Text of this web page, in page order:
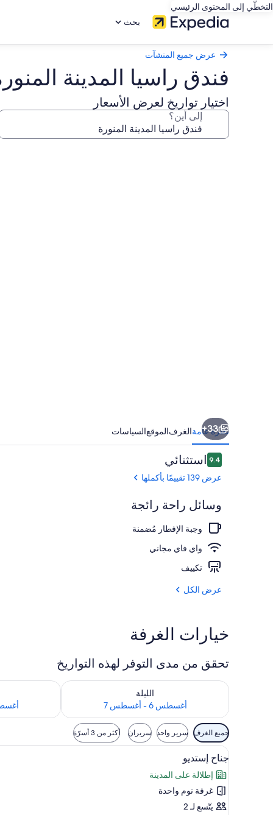
التخطّي إلى المحتوى الرئيسي
بحث
عرض جميع المنشآت
فندق راسيا المدينة
اختيار تواريخ لعرض الأسعار
إلى أين؟
33+
نظرة عامةالغرفالموقعالسياسات
التقييمات
9.49.4 من 10استثنائي
عرض 139 تقييمًا بأكملها
وسائل راحة رائجة
وجبة الإفطار مُضمنة
واي فاي مجاني
تكييف
عرض الكل
خيارات الغرفة
تحقق من مدى التوفر لهذه التواريخ
الليلة
أغسطس 6 - أغسطس 7
تحقق من مدى التوفر لليلة للفترة أغسطس 6 - أغسطس 7
أغسطس 7
تحقق من مدى
عوامل
التصفية
المتاحة
للغرف
جميع الغرف سرير واحد سريران أكثر من 3 أسرّة
استعراض
جميع
صور
جناح
إستديو
خزنة داخل الغرفة ومساحة عمل
4
جناح إستديو
إطلالة على المدينة
غرفة نوم واحدة
يتّسع لـ 2